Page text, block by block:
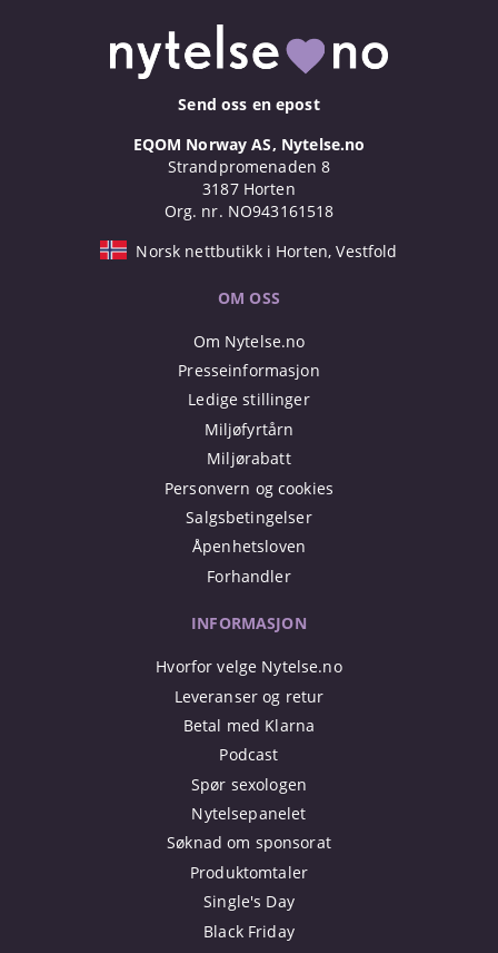
Send oss en epost
EQOM Norway AS, Nytelse.no
Strandpromenaden 8
3187 Horten
Org. nr. NO943161518
Norsk nettbutikk i Horten, Vestfold
OM OSS
Om Nytelse.no
Presseinformasjon
Ledige stillinger
Miljøfyrtårn
Miljørabatt
Personvern og cookies
Salgsbetingelser
Åpenhetsloven
Forhandler
INFORMASJON
Hvorfor velge Nytelse.no
Leveranser og retur
Betal med Klarna
Podcast
Spør sexologen
Nytelsepanelet
Søknad om sponsorat
Produktomtaler
Single's Day
Black Friday